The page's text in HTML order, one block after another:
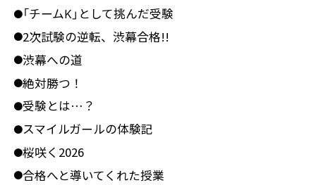
●「チームK」として挑んだ受験
●2次試験の逆転、渋幕合格!!
●渋幕への道
●絶対勝つ！
●受験とは…？
●スマイルガールの体験記
●桜咲く2026
●合格へと導いてくれた授業